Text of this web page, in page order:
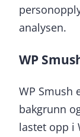
analysen.
WP
WP Smush
bakgrunn
lastet opp i